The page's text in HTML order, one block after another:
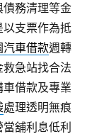
務清理等金
以支票作為抵
汽車借款週轉
急站找合法
借款及專業
處理透明無痕
舖利息低利